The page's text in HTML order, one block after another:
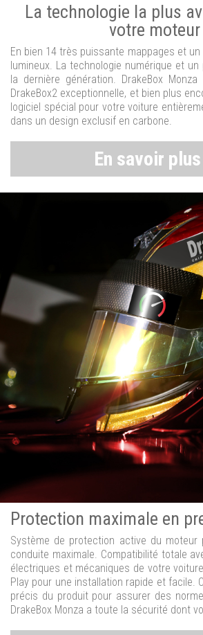
La technologie la plus
votre moteur
En bien 14 très puissante mappages et
lumineux. La technologie numérique et
la dernière génération. DrakeBox
DrakeBox2 exceptionnelle, et bien plus
logiciel spécial pour votre voiture
dans un design exclusif en carbone.
En savoir plus
Protection maximale en
Système de protection active du moteur
conduite maximale. Compatibilité totale
électriques et mécaniques de votre
Play pour une installation rapide et facile.
précis du produit pour assurer des
DrakeBox Monza a toute la sécurité dont